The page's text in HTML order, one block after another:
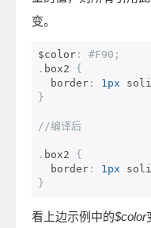
变。
$color :
#F90;
. box2 {
  border
: 1px
}
//编译后
. box2 {
  border
: 1px
}
看上边示例中的$color